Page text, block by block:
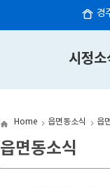
경
시정소
Home 읍면동소식 읍
읍면동소식